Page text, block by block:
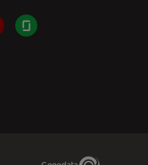
Glassdoor
Genedata Link